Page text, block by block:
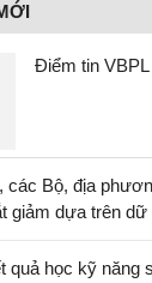
Điểm tin
các Bộ, địa
giảm dựa trên dữ
quả học kỹ năng